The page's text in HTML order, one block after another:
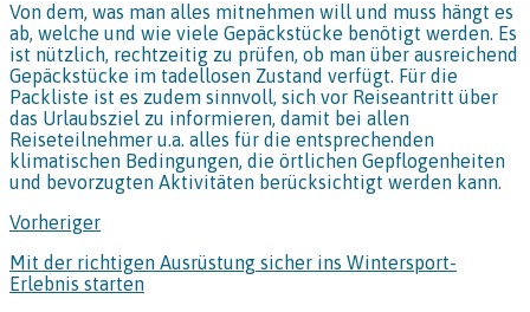
Von dem, was man alles mitnehmen will und muss hängt es
ab, welche und wie viele Gepäckstücke benötigt werden. Es
ist nützlich, rechtzeitig zu prüfen, ob man über ausreichend
Gepäckstücke im tadellosen Zustand verfügt. Für die
Packliste ist es zudem sinnvoll, sich vor Reiseantritt über
das Urlaubsziel zu informieren, damit bei allen
Reiseteilnehmer u.a. alles für die entsprechenden
klimatischen Bedingungen, die örtlichen Gepflogenheiten
und bevorzugten Aktivitäten berücksichtigt werden kann.
Vorheriger
Mit der richtigen Ausrüstung sicher ins Wintersport-
Erlebnis starten